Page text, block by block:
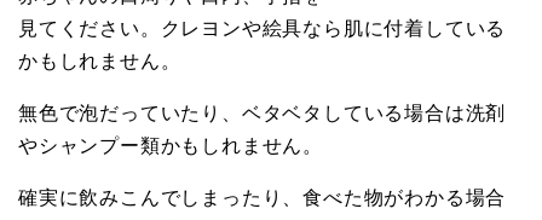
見てください。クレヨンや絵具なら肌に付着している
かもしれません。
無色で泡だっていたり、ベタベタしている場合は洗剤
やシャンプー類かもしれません。
確実に飲みこんでしまったり、食べた物がわかる場合